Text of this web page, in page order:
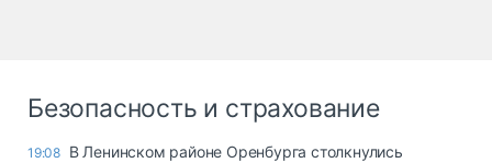
Безопасность и страхование
19:08 В Ленинском районе Оренбурга столкнулись